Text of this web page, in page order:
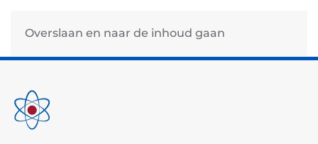
Overslaan en naar de inhoud gaan